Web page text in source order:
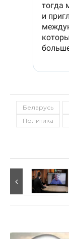
Беларусь
Политика